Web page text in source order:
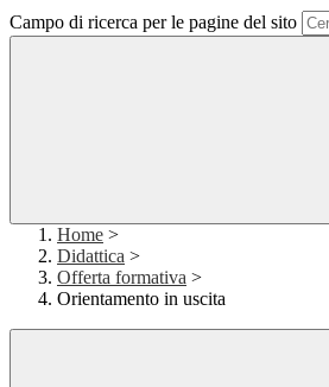
Campo di ricerca per le pagine del sito
Home >
Didattica >
Offerta formativa >
Orientamento in uscita